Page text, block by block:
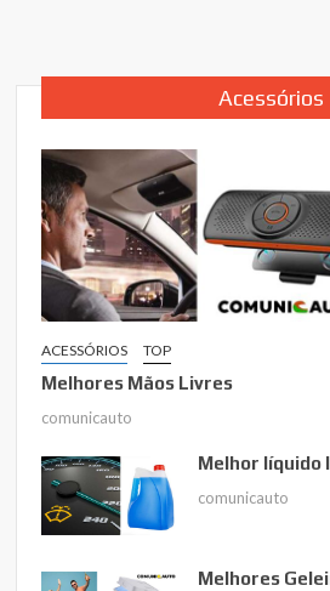
Acessórios
ACESSÓRIOS TOP
Melhores Mãos Livres
comunicauto
Melhor líquido
comunicauto
Melhores